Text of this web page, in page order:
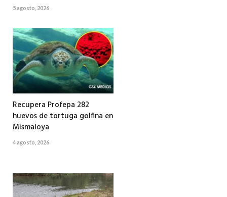
5 agosto, 2026
Recupera Profepa 282
huevos de tortuga golfina en
Mismaloya
4 agosto, 2026